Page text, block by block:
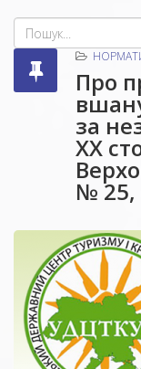
Про
за
XX
№ 25,